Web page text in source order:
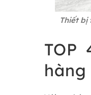
Thiết bị
hàng